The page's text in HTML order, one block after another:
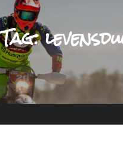
Tag: